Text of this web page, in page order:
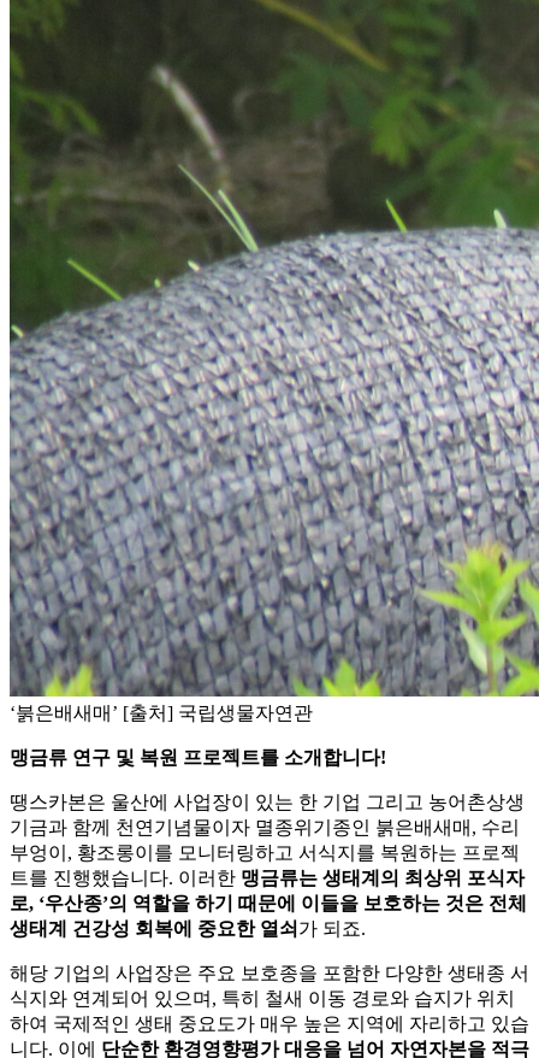
‘붉은배새매’ [출처] 국립생물자연관
맹금류 연구 및 복원 프로젝트를 소개합니다!
땡스카본은 울산에 사업장이 있는 한 기업 그리고 농어촌상생
기금과 함께 천연기념물이자 멸종위기종인 붉은배새매, 수리
부엉이, 황조롱이를 모니터링하고 서식지를 복원하는 프로젝
트를 진행했습니다. 이러한 맹금류는 생태계의 최상위 포식자
로, ‘우산종’의 역할을 하기 때문에 이들을 보호하는 것은 전체
생태계 건강성 회복에 중요한 열쇠 가 되죠.
해당 기업의 사업장은 주요 보호종을 포함한 다양한 생태종 서
식지와 연계되어 있으며, 특히 철새 이동 경로와 습지가 위치
하여 국제적인 생태 중요도가 매우 높은 지역에 자리하고 있습
니다. 이에 단순한 환경영향평가 대응을 넘어 자연자본을 적극